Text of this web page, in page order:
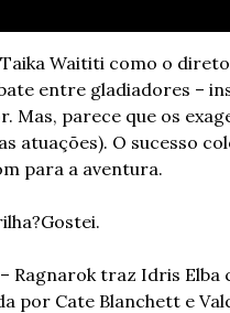
Waititi como o
entre gladiadores –
Mas, parece que os
atuações). O sucesso
para a aventura.
Gostei.
Ragnarok traz Idris Elba
por Cate Blanchett e